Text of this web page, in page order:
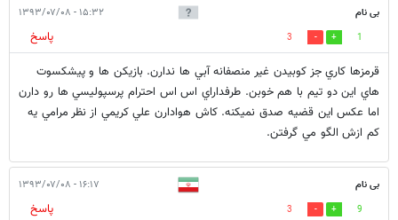
بی نام ۱۵:۳۲ - ۱۳۹۳/۰۷/۰۸
1
3
پاسخ
قرمزها كاري جز كوبيدن غير منصفانه آبي ها ندارن. بازيكن ها و پيشكسوت
هاي اين دو تيم با هم خوبن. طرفداراي اس اس احترام پرسپوليسي ها رو دارن
اما عكس اين قضيه صدق نميكنه. كاش هوادارن علي كريمي از نظر مرامي يه
كم ازش الگو مي گرفتن.
بی نام ۱۶:۱۷ - ۱۳۹۳/۰۷/۰۸
9
3
پاسخ